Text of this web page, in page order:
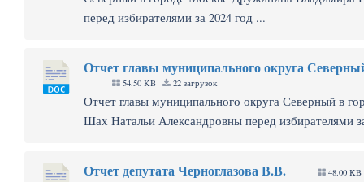
перед избирателями за 2024 год ...
Отчет главы муниципального округа
54.50 KB 22 загрузок
Отчет главы муниципального округа Северный в
Шах Натальи Александровны перед избирателями
Отчет депутата Черноглазова В.В. 48.00 KB